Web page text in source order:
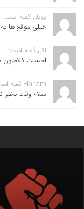
پویان گفته است:
خیلی موقع ها
اکبر گفته است:
احسنت ‌کلامتون
Hanam گفته است:
سلام وقت بخیر